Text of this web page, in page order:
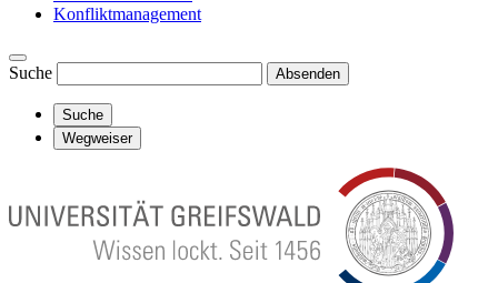
Konfliktmanagement
Suche Absenden
Suche
Wegweiser